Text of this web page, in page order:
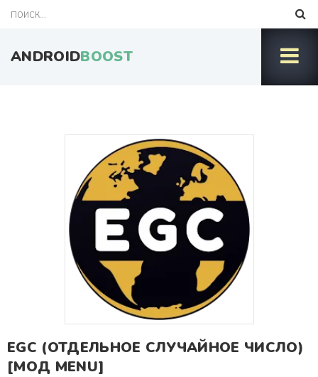
ANDROIDBOOST
EGC (ОТДЕЛЬНОЕ СЛУЧАЙНОЕ ЧИСЛО)
[МОД MENU]